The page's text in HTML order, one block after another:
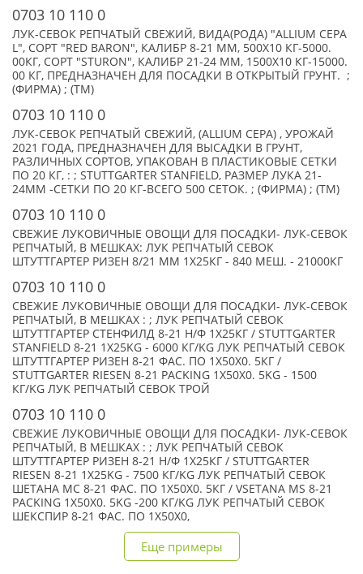
0703 10 110 0
ЛУК-СЕВОК РЕПЧАТЫЙ СВЕЖИЙ, ВИДА(РОДА) "ALLIUM CEPA
L", СОРТ "RED BARON", КАЛИБР 8-21 ММ, 500Х10 КГ-5000.
00КГ, СОРТ "STURON", КАЛИБР 21-24 ММ, 1500Х10 КГ-15000.
00 КГ, ПРЕДНАЗНАЧЕН ДЛЯ ПОСАДКИ В ОТКРЫТЫЙ ГРУНТ. ;
(ФИРМА) ; (TM)
0703 10 110 0
ЛУК-СЕВОК РЕПЧАТЫЙ СВЕЖИЙ, (ALLIUM CEPA) , УРОЖАЙ
2021 ГОДА, ПРЕДНАЗНАЧЕН ДЛЯ ВЫСАДКИ В ГРУНТ,
РАЗЛИЧНЫХ СОРТОВ, УПАКОВАН В ПЛАСТИКОВЫЕ СЕТКИ
ПО 20 КГ, : ; STUTTGARTER STANFIELD, РАЗМЕР ЛУКА 21-
24ММ -СЕТКИ ПО 20 КГ-ВСЕГО 500 СЕТОК. ; (ФИРМА) ; (TM)
0703 10 110 0
СВЕЖИЕ ЛУКОВИЧНЫЕ ОВОЩИ ДЛЯ ПОСАДКИ- ЛУК-СЕВОК
РЕПЧАТЫЙ, В МЕШКАХ: ЛУК РЕПЧАТЫЙ СЕВОК
ШТУТТГАРТЕР РИЗЕН 8/21 ММ 1Х25КГ - 840 МЕШ. - 21000КГ
0703 10 110 0
СВЕЖИЕ ЛУКОВИЧНЫЕ ОВОЩИ ДЛЯ ПОСАДКИ- ЛУК-СЕВОК
РЕПЧАТЫЙ, В МЕШКАХ : ; ЛУК РЕПЧАТЫЙ СЕВОК
ШТУТТГАРТЕР СТЕНФИЛД 8-21 Н/Ф 1Х25КГ / STUTTGARTER
STANFIELD 8-21 1Х25KG - 6000 КГ/KG ЛУК РЕПЧАТЫЙ СЕВОК
ШТУТТГАРТЕР РИЗЕН 8-21 ФАС. ПО 1Х50Х0. 5КГ /
STUTTGARTER RIESEN 8-21 PACKING 1Х50Х0. 5KG - 1500
КГ/KG ЛУК РЕПЧАТЫЙ СЕВОК ТРОЙ
0703 10 110 0
СВЕЖИЕ ЛУКОВИЧНЫЕ ОВОЩИ ДЛЯ ПОСАДКИ- ЛУК-СЕВОК
РЕПЧАТЫЙ, В МЕШКАХ : ; ЛУК РЕПЧАТЫЙ СЕВОК
ШТУТТГАРТЕР РИЗЕН 8-21 Н/Ф 1Х25КГ / STUTTGARTER
RIESEN 8-21 1Х25KG - 7500 КГ/KG ЛУК РЕПЧАТЫЙ СЕВОК
ШЕТАНА МС 8-21 ФАС. ПО 1Х50Х0. 5КГ / VSETANA MS 8-21
PACKING 1Х50Х0. 5KG -200 КГ/KG ЛУК РЕПЧАТЫЙ СЕВОК
ШЕКСПИР 8-21 ФАС. ПО 1Х50Х0,
Еще примеры